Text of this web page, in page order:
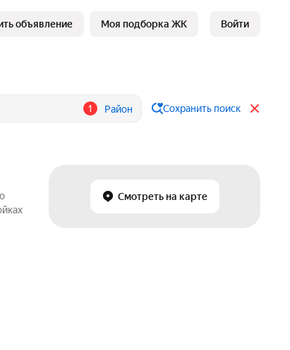
объявление Моя подборка ЖК Войти
1 Район Сохранить поиск
Смотреть на карте